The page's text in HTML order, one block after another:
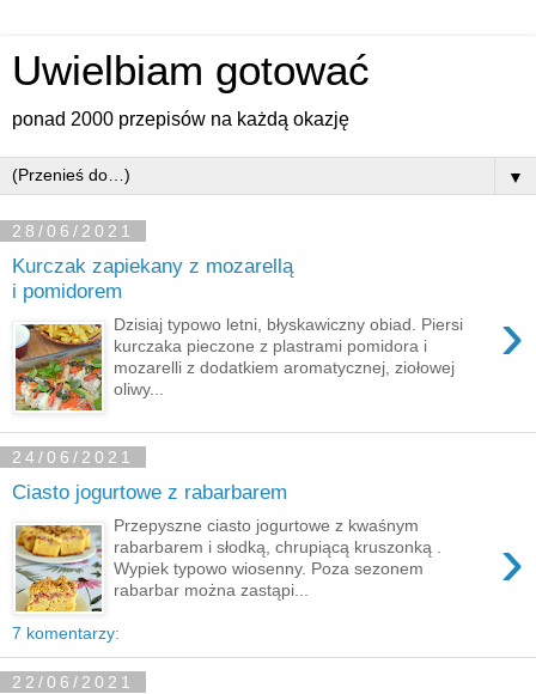
Uwielbiam gotować
ponad 2000 przepisów na każdą okazję
▼
28/06/2021
Kurczak zapiekany z mozarellą
i pomidorem
›
Dzisiaj typowo letni, błyskawiczny obiad. Piersi
kurczaka pieczone z plastrami pomidora i
mozarelli z dodatkiem aromatycznej, ziołowej
oliwy...
24/06/2021
Ciasto jogurtowe z rabarbarem
›
Przepyszne ciasto jogurtowe z kwaśnym
rabarbarem i słodką, chrupiącą kruszonką .
Wypiek typowo wiosenny. Poza sezonem
rabarbar można zastąpi...
7 komentarzy:
22/06/2021